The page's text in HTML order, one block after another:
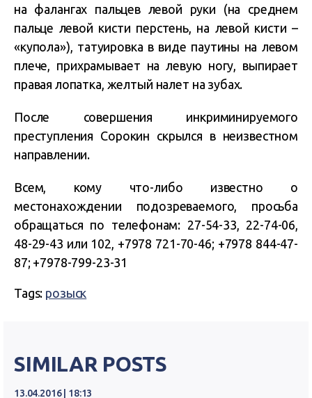
на фалангах пальцев левой руки (на среднем
пальце левой кисти перстень, на левой кисти –
«купола»), татуировка в виде паутины на левом
плече, прихрамывает на левую ногу, выпирает
правая лопатка, желтый налет на зубах.
После совершения инкриминируемого
преступления Сорокин скрылся в неизвестном
направлении.
Всем, кому что-либо известно о
местонахождении подозреваемого, просьба
обращаться по телефонам: 27-54-33, 22-74-06,
48-29-43 или 102, +7978 721-70-46; +7978 844-47-
87; +7978-799-23-31
Tags: розыск
SIMILAR POSTS
13.04.2016 | 18:13